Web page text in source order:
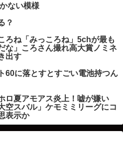
ない模様
？
ろね「みっころね」5chが最も
な」ころさん撮れ高大賞ノミネ
出す
60に落とすとすごい電池持つん
ロ夏アモアス炎上！嘘が嫌い
空スバル」ケモミミリーグにコ
表示か